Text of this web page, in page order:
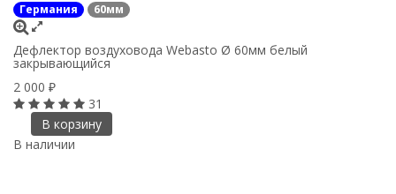
Германия 60мм
Дефлектор воздуховода Webasto Ø 60мм белый
закрывающийся
2 000 ₽
31
В корзину
В наличии